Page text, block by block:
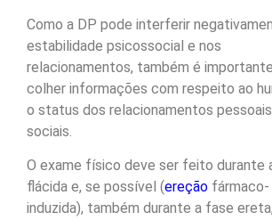
Como a DP pode interferir
estabilidade psicossocial e nos
relacionamentos, também é importante
colher informações com respeito ao
o status dos relacionamentos
sociais.
O exame físico deve ser feito durante
flácida e, se possível (ereção fármaco-
induzida), também durante a fase ereta,